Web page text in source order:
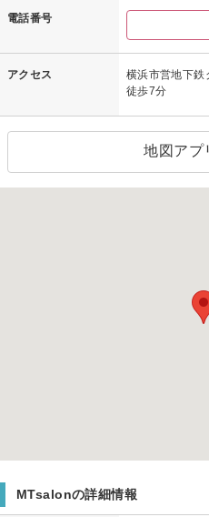
電話番号
アクセス
横浜市営地下鉄
徒歩7分
地図アプ
MTsalonの詳細情報